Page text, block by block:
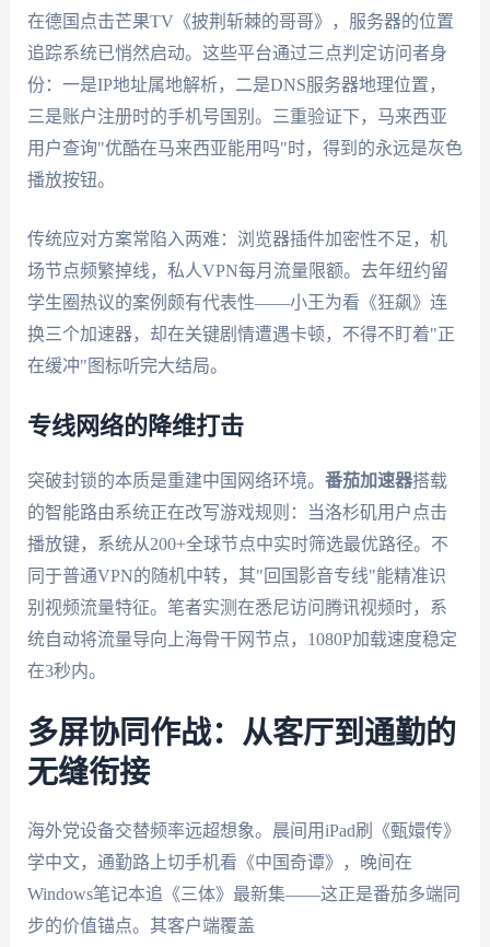
在德国点击芒果TV《披荆斩棘的哥哥》，服务器的位置
追踪系统已悄然启动。这些平台通过三点判定访问者身
份：一是IP地址属地解析，二是DNS服务器地理位置，
三是账户注册时的手机号国别。三重验证下，马来西亚
用户查询"优酷在马来西亚能用吗"时，得到的永远是灰色
播放按钮。
传统应对方案常陷入两难：浏览器插件加密性不足，机
场节点频繁掉线，私人VPN每月流量限额。去年纽约留
学生圈热议的案例颇有代表性——小王为看《狂飙》连
换三个加速器，却在关键剧情遭遇卡顿，不得不盯着"正
在缓冲"图标听完大结局。
专线网络的降维打击
突破封锁的本质是重建中国网络环境。 番茄加速器搭载
的智能路由系统正在改写游戏规则：当洛杉矶用户点击
播放键，系统从200+全球节点中实时筛选最优路径。不
同于普通VPN的随机中转，其"回国影音专线"能精准识
别视频流量特征。笔者实测在悉尼访问腾讯视频时，系
统自动将流量导向上海骨干网节点，1080P加载速度稳定
在3秒内。
多屏协同作战：从客厅到通勤的
无缝衔接
海外党设备交替频率远超想象。晨间用iPad刷《甄嬛传》
学中文，通勤路上切手机看《中国奇谭》，晚间在
Windows笔记本追《三体》最新集——这正是番茄多端同
步的价值锚点。其客户端覆盖